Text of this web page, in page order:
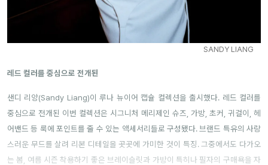
SANDY LIANG
레드 컬러를 중심으로 전개된
샌디 리앙(Sandy Liang)이 루나 뉴이어 캡슐 컬렉션을 출시했다. 레드 컬러를
중심으로 전개된 이번 컬렉션은 시그니처 메리제인 슈즈, 가방, 초커, 귀걸이, 헤
어밴드 등 룩에 포인트를 줄 수 있는 액세서리들로 구성됐다. 브랜드 특유의 사랑
스러운 무드를 살려 리본 디테일을 곳곳에 가미한 것이 특징. 그중에서도 다가오
는 봄, 여름 시즌 착용하기 좋은 브레이슬릿과 가방이 특히나 필자의 구매욕을 자